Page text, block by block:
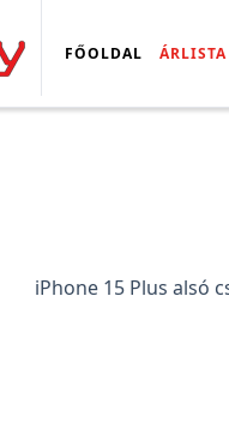
FŐOLDAL ÁRLISTA